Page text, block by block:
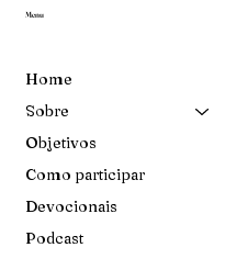
Menu
Home
Sobre
Objetivos
Como participar
Devocionais
Podcast